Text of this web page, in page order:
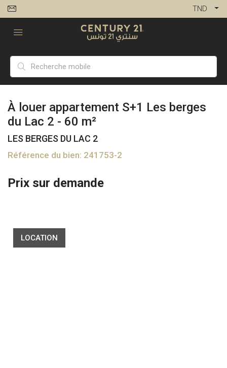
TND
À louer appartement S+1 Les berges
du Lac 2 - 60 m²
LES BERGES DU LAC 2
Référence du bien: 241753-2
Prix sur demande
LOCATION